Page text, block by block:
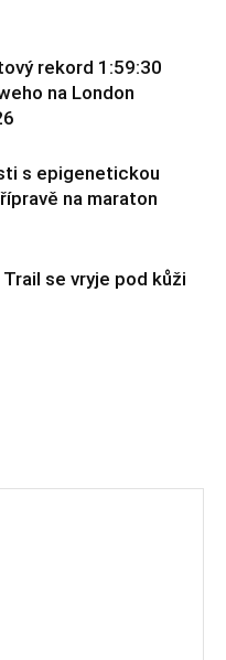
rekord 1:59:30
na London
s epigenetickou
na maraton
se vryje pod kůži